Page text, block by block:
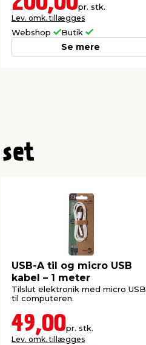
pr. stk.
Lev. omk. tillægges
Webshop Butik
Se mere
USB-A til og micro USB
kabel – 1 meter
Tilslut elektronik med micro USB
til computeren.
49,00pr. stk.
Lev. omk. tillægges